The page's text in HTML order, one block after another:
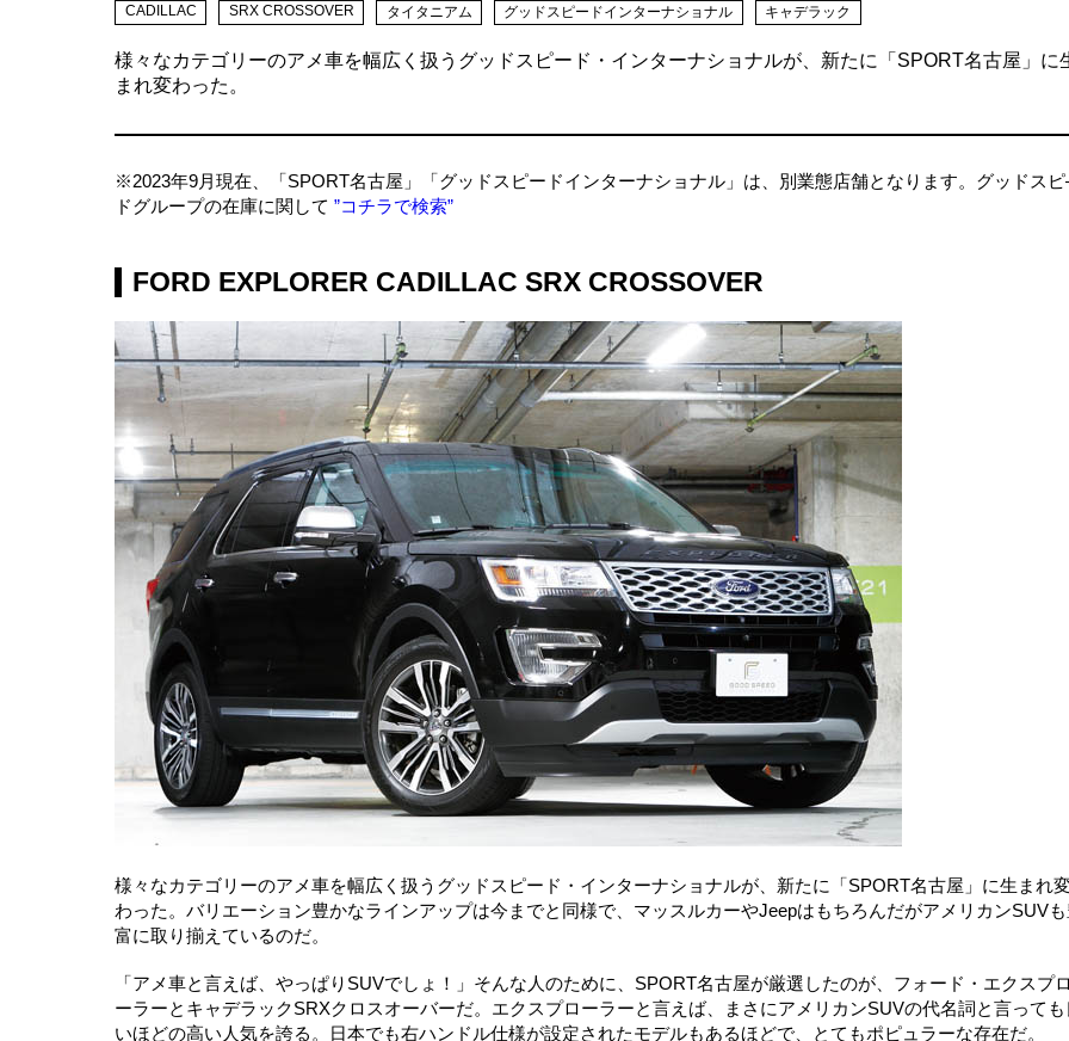
CADILLAC SRX CROSSOVER タイタニアム グッドスピードインターナショナル キャデラック
様々なカテゴリーのアメ車を幅広く扱うグッドスピード・インターナショナルが、新たに「SPORT名古屋」に
まれ変わった。
※2023年9月現在、「SPORT名古屋」「グッドスピードインターナショナル」は、別業態店舗となります。グッドス
ドグループの在庫に関して ”コチラで検索”
FORD EXPLORER CADILLAC SRX CROSSOVER
様々なカテゴリーのアメ車を幅広く扱うグッドスピード・インターナショナルが、新たに「SPORT名古屋」に生まれ
わった。バリエーション豊かなラインアップは今までと同様で、マッスルカーやJeepはもちろんだがアメリカンSUV
富に取り揃えているのだ。
「アメ車と言えば、やっぱりSUVでしょ！」そんな人のために、SPORT名古屋が厳選したのが、フォード・エクスプ
ーラーとキャデラックSRXクロスオーバーだ。エクスプローラーと言えば、まさにアメリカンSUVの代名詞と言っても
いほどの高い人気を誇る。日本でも右ハンドル仕様が設定されたモデルもあるほどで、とてもポピュラーな存在だ。